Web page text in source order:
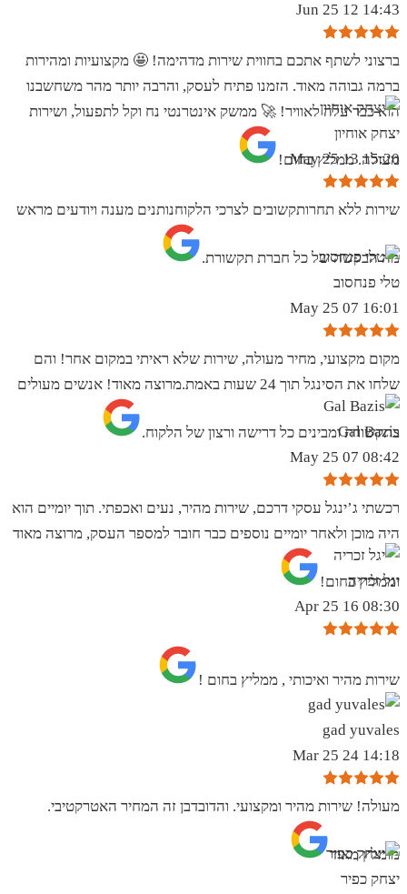
14:43 12 Jun 25
ברצוני לשתף אתכם בחווית שירות מדהימה! 🤩 מקצועיות ומהירות
ברמה גבוהה מאוד. הזמנו פתיח לעסק, והרבה יותר מהר משחשבנו
הוא כבר עלה לאוויר! 🚀 ממשק אינטרנטי נח וקל לתפעול, ושירות
מעולה. ממליץ בחום!
יצחק אוחיון
15:20 13 May 25
שירות ללא תחרותקשובים לצרכי הלקוחנותנים מענה ויודעים מראש
מה הבקשה של כל חברת תקשורת.
טלי פנחסוב
16:01 07 May 25
מקום מקצועי, מחיר מעולה, שירות שלא ראיתי במקום אחר! והם
שלחו את הסינגל תוך 24 שעות באמת.מרוצה מאוד! אנשים מעולים
בתקשורת ומבינים כל דרישה ורצון של הלקוח.
Gal Bazis
08:42 07 May 25
רכשתי ג’ינגל עסקי דרכם, שירות מהיר, נעים ואכפתי. תוך יומיים הוא
היה מוכן ולאחר יומיים נוספים כבר חובר למספר העסק, מרוצה מאוד
וממליץ בחום!
יגל זכריה
08:30 16 Apr 25
שירות מהיר ואיכותי , ממליץ בחום !
gad yuvales
14:18 24 Mar 25
מעולה! שירות מהיר ומקצועי. והדובדבן זה המחיר האטרקטיבי.
מומלץ מאוד
יצחק כפיר